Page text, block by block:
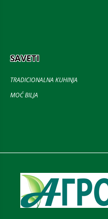
SAVETI
TRADICIONALNA KUHINJA
MOĆ BILJA